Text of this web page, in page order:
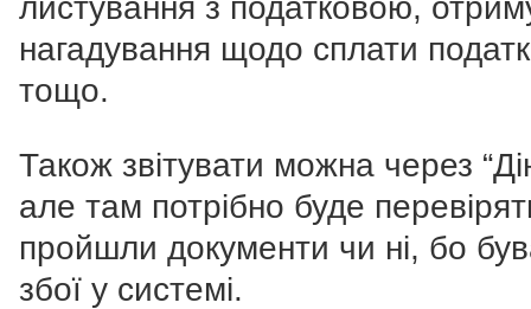
листування з податковою,
нагадування щодо сплати
тощо.
Також звітувати можна через
але там потрібно буде
пройшли документи чи ні, бо
збої у системі.